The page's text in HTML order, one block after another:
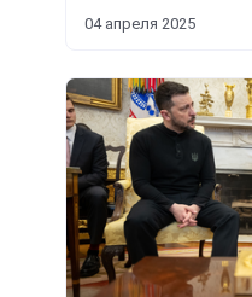
04 апреля 2025